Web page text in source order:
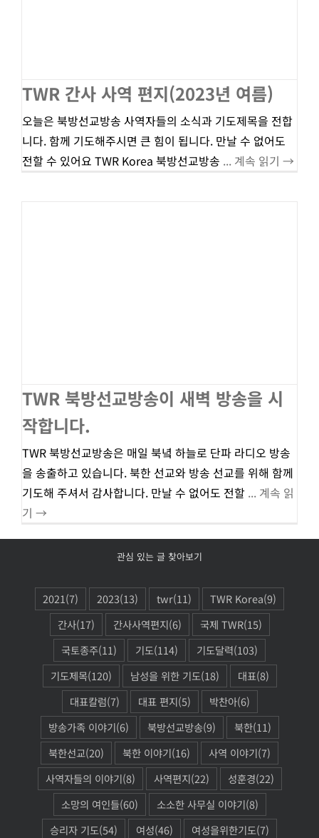
TWR 간사 사역 편지(2023년 여름)
오늘은 북방선교방송 사역자들의 소식과 기도제목을 전합
니다. 함께 기도해주시면 큰 힘이 됩니다. 만날 수 없어도
전할 수 있어요 TWR Korea 북방선교방송 ... 계속 읽기 →
TWR 북방선교방송이 새벽 방송을 시
작합니다.
TWR 북방선교방송은 매일 북녘 하늘로 단파 라디오 방송
을 송출하고 있습니다. 북한 선교와 방송 선교를 위해 함께
기도해 주셔서 감사합니다. 만날 수 없어도 전할 ... 계속 읽
기 →
관심 있는 글 찾아보기
2021(7) 2023(13) twr(11) TWR Korea(9)
간사(17) 간사사역편지(6) 국제 TWR(15)
국토종주(11) 기도(114) 기도달력(103)
기도제목(120) 남성을 위한 기도(18) 대표(8)
대표칼럼(7) 대표 편지(5) 박찬아(6)
방송가족 이야기(6) 북방선교방송(9) 북한(11)
북한선교(20) 북한 이야기(16) 사역 이야기(7)
사역자들의 이야기(8) 사역편지(22) 성훈경(22)
소망의 여인들(60) 소소한 사무실 이야기(8)
승리자 기도(54) 여성(46) 여성을위한기도(7)